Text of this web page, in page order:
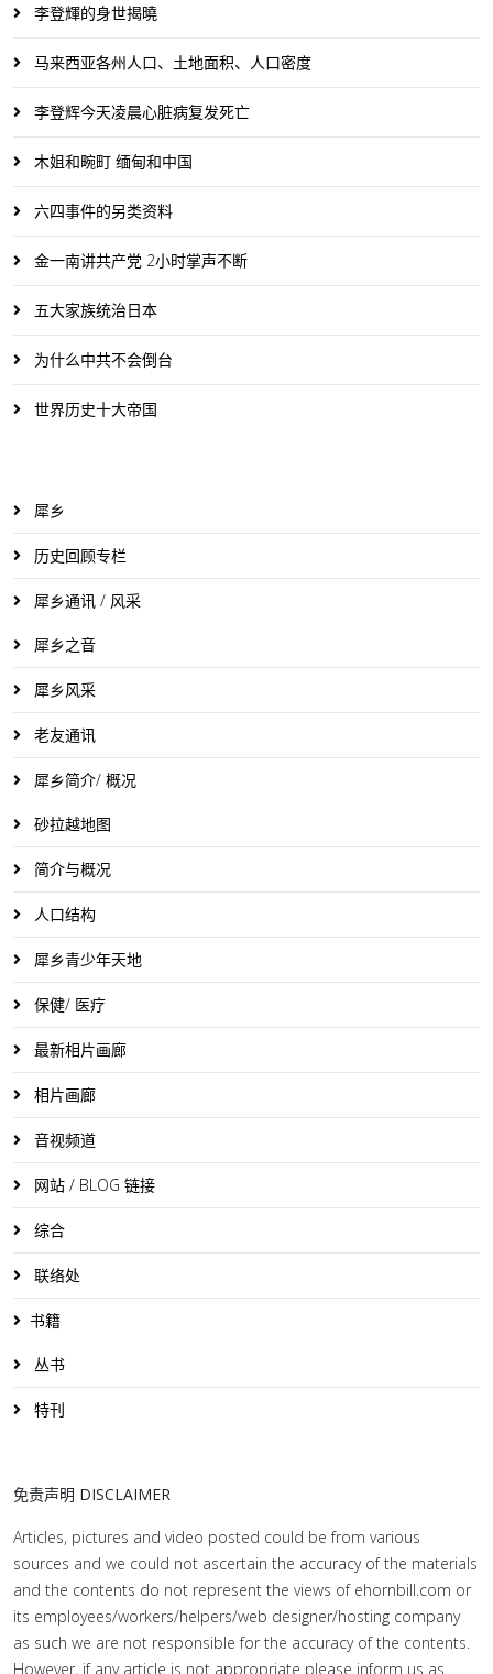
李登輝的身世揭曉
马来西亚各州人口、土地面积、人口密度
李登辉今天凌晨心脏病复发死亡
木姐和畹町 缅甸和中国
六四事件的另类资料
金一南讲共产党 2小时掌声不断
五大家族统治日本
为什么中共不会倒台
世界历史十大帝国
犀乡
历史回顾专栏
犀乡通讯 / 风采
犀乡之音
犀乡风采
老友通讯
犀乡简介/ 概况
砂拉越地图
简介与概况
人口结构
犀乡青少年天地
保健/ 医疗
最新相片画廊
相片画廊
音视频道
网站 / BLOG 链接
综合
联络处
书籍
丛书
特刊
免责声明 DISCLAIMER
Articles, pictures and video posted could be from various
sources and we could not ascertain the accuracy of the materials
and the contents do not represent the views of ehornbill.com or
its employees/workers/helpers/web designer/hosting company
as such we are not responsible for the accuracy of the contents.
However, if any article is not appropriate please inform us as